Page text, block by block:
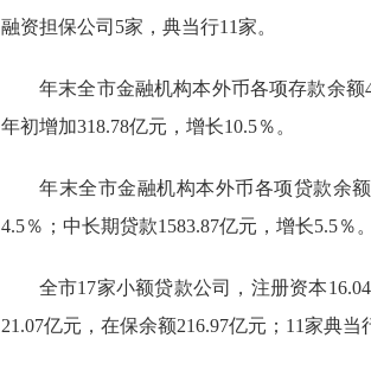
融资担保公司 5家，典当行1 1家。
年末全市金融机构本外币各项存款余额
年初增加318.78亿元，增长10.5％。
年末全市金融机构本外币各项贷款余额
4.5％；中长期贷款1583.87亿元，增长5.5％
全市1 7家小额贷款公司 ， 注册资本16.04
21.07亿元，在保余额216.97亿元；11家典